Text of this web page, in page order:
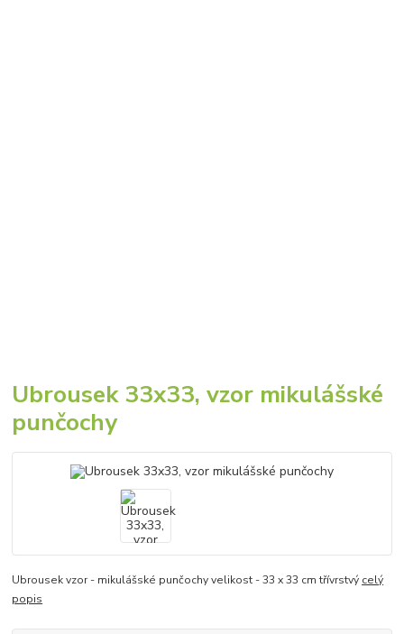
Ubrousek 33x33, vzor mikulášské
punčochy
Ubrousek vzor - mikulášské punčochy velikost - 33 x 33 cm třívrstvý celý
popis